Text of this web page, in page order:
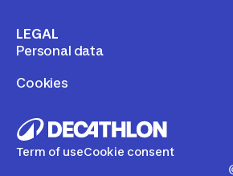
LEGAL
Personal data
Cookies
Term of useCookie consent